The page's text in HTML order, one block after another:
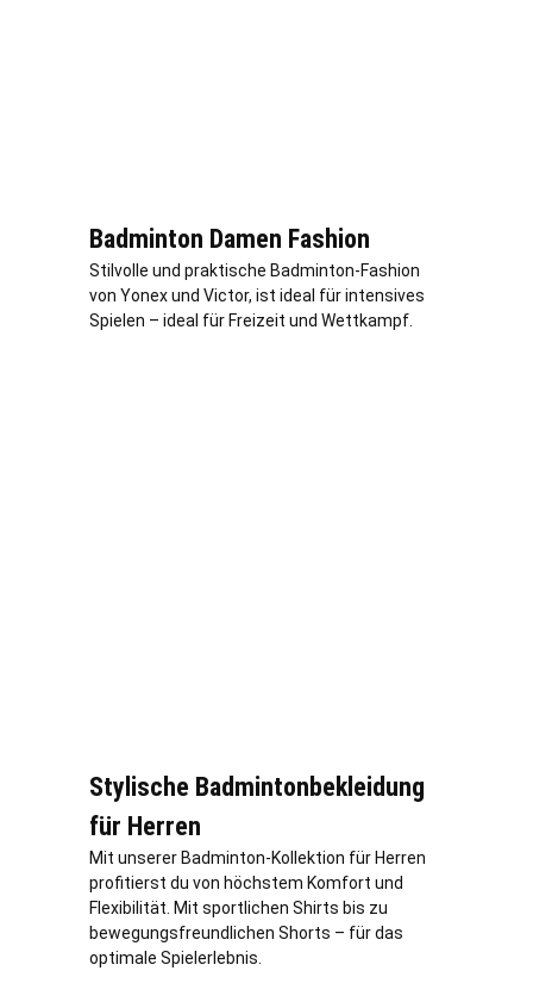
Badminton Damen Fashion
Stilvolle und praktische Badminton-Fashion
von Yonex und Victor, ist ideal für intensives
Spielen – ideal für Freizeit und Wettkampf.
Stylische Badmintonbekleidung
für Herren
Mit unserer Badminton-Kollektion für Herren
profitierst du von höchstem Komfort und
Flexibilität. Mit sportlichen Shirts bis zu
bewegungsfreundlichen Shorts – für das
optimale Spielerlebnis.